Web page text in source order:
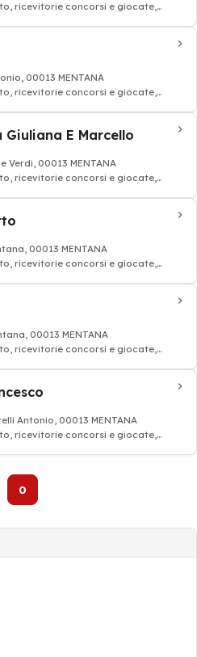
ricevitorie concorsi e giocate,
00013 MENTANA
ricevitorie concorsi e giocate,
Giuliana E Marcello
Verdi, 00013 MENTANA
ricevitorie concorsi e giocate,
00013 MENTANA
ricevitorie concorsi e giocate,
00013 MENTANA
ricevitorie concorsi e giocate,
Antonio, 00013 MENTANA
ricevitorie concorsi e giocate,
0